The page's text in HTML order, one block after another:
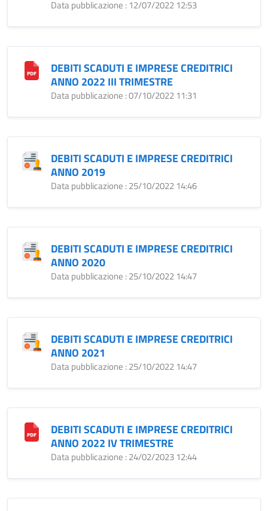
Data pubblicazione : 12/07/2022 12:53
DEBITI SCADUTI E IMPRESE CREDITRICI
ANNO 2022 III TRIMESTRE
Data pubblicazione : 07/10/2022 11:31
DEBITI SCADUTI E IMPRESE CREDITRICI
ANNO 2019
Data pubblicazione : 25/10/2022 14:46
DEBITI SCADUTI E IMPRESE CREDITRICI
ANNO 2020
Data pubblicazione : 25/10/2022 14:47
DEBITI SCADUTI E IMPRESE CREDITRICI
ANNO 2021
Data pubblicazione : 25/10/2022 14:47
DEBITI SCADUTI E IMPRESE CREDITRICI
ANNO 2022 IV TRIMESTRE
Data pubblicazione : 24/02/2023 12:44